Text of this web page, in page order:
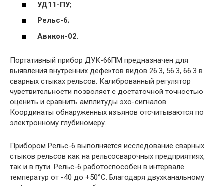
УД11-ПУ;
Рельс-6;
Авикон-02
Портативный прибор ДУК-66ПМ предназначен для
выявления внутренних дефектов видов 26.3, 56.3, 66.3 в
сварных стыках рельсов. Калиброванный регулятор
чувствительности позволяет с достаточной точностью
оценить и сравнить амплитуды эхо-сигналов.
Координаты обнаруженных изъянов отсчитываются по
электронному глубиномеру.
Прибором Рельс-6 выполняется исследование сварных
стыков рельсов как на рельсосварочных предприятиях,
так и в пути. Рельс-6 работоспособен в интервале
температур от -40 до +50°С. Благодаря двухканальному